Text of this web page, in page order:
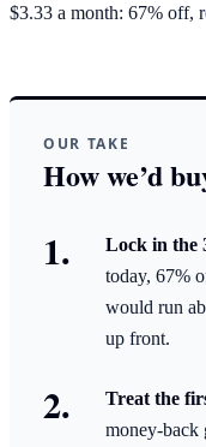
$3.33 a month: 67% off,
OUR TAKE
How we’d
Lock in the
today, 67%
would run
up front.
Treat the
money-back